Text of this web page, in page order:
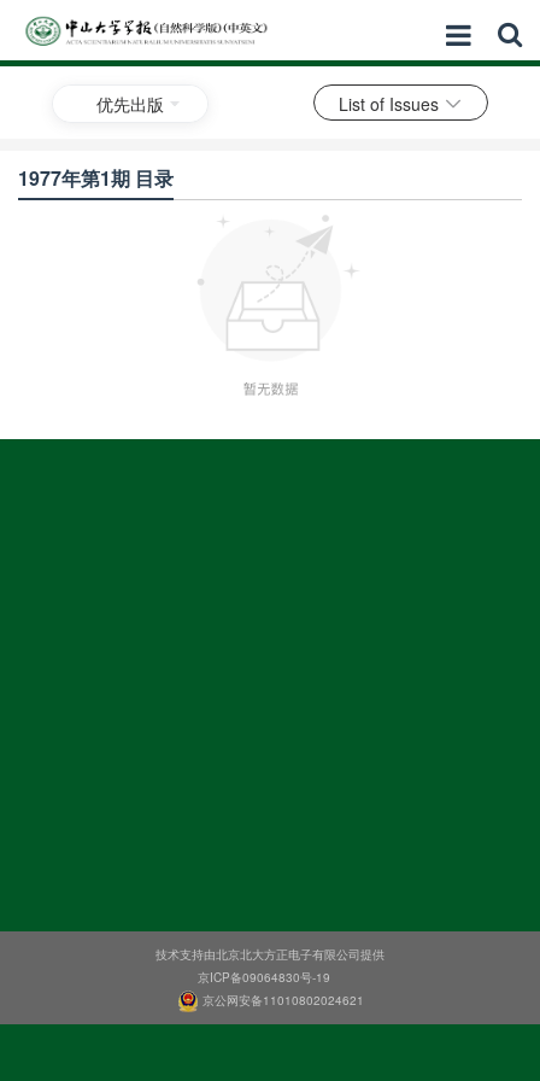
优先出版 List of Issues
1977年第1期 目录
技术支持由北京北大方正电子有限公司提供
京ICP备09064830号-19
京公网安备11010802024621